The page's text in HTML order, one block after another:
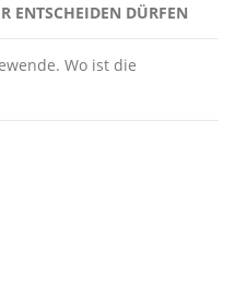
ENTSCHEIDEN DÜRFEN
Wo ist die